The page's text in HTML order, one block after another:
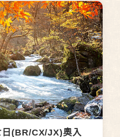
(BR/CX/JX)奧入